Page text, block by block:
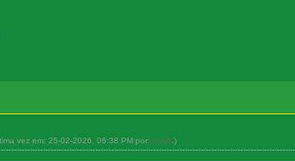
vez em: 25-02-2026, 06:38 PM por havyk.)